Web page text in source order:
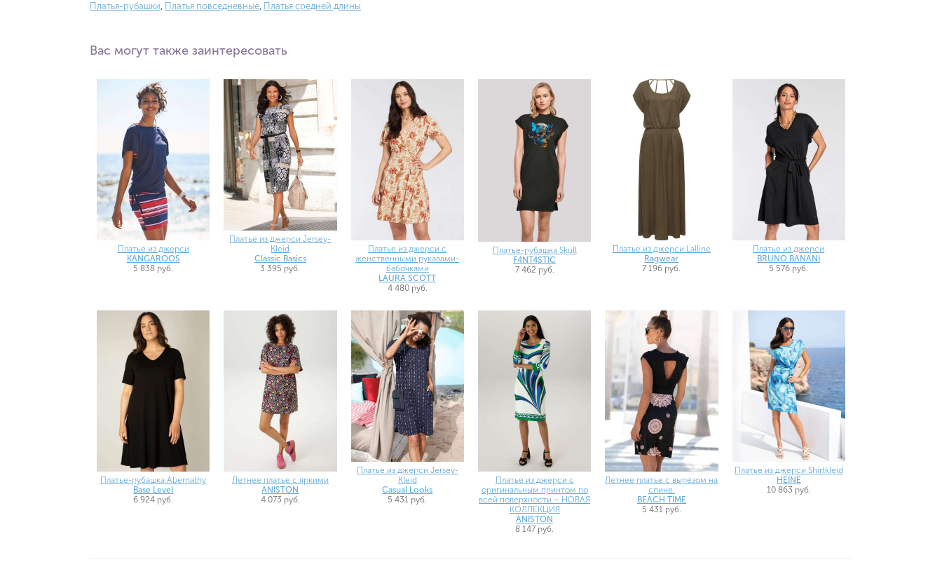
Платья-рубашки, Платья повседневные, Платья средней длины
Вас могут также заинтересовать
Платье из джерси
KANGAROOS
5 838 руб.
Платье из джерси Jersey-
Kleid
Classic Basics
3 395 руб.
Платье из джерси с
женственными рукавами-
бабочками
LAURA SCOTT
4 480 руб.
Платье-рубашка Skull
F4NT4STIC
7 462 руб.
Платье из джерси Lalline
Ragwear
7 196 руб.
Платье из джерси
BRUNO BANANI
5 576 руб.
Платье-рубашка Abernathy
Base Level
6 924 руб.
Летнее платье с яркими
ANISTON
4 073 руб.
Платье из джерси Jersey-
Kleid
Casual Looks
5 431 руб.
Платье из джерси с
оригинальным принтом по
всей поверхности – НОВАЯ
КОЛЛЕКЦИЯ
ANISTON
8 147 руб.
Летнее платье с вырезом на
спине.
BEACH TIME
5 431 руб.
Платье из джерси Shirtkleid
HEINE
10 863 руб.